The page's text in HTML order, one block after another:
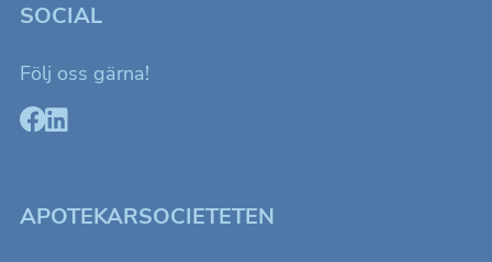
SOCIAL
Följ oss gärna!
APOTEKARSOCIETETEN